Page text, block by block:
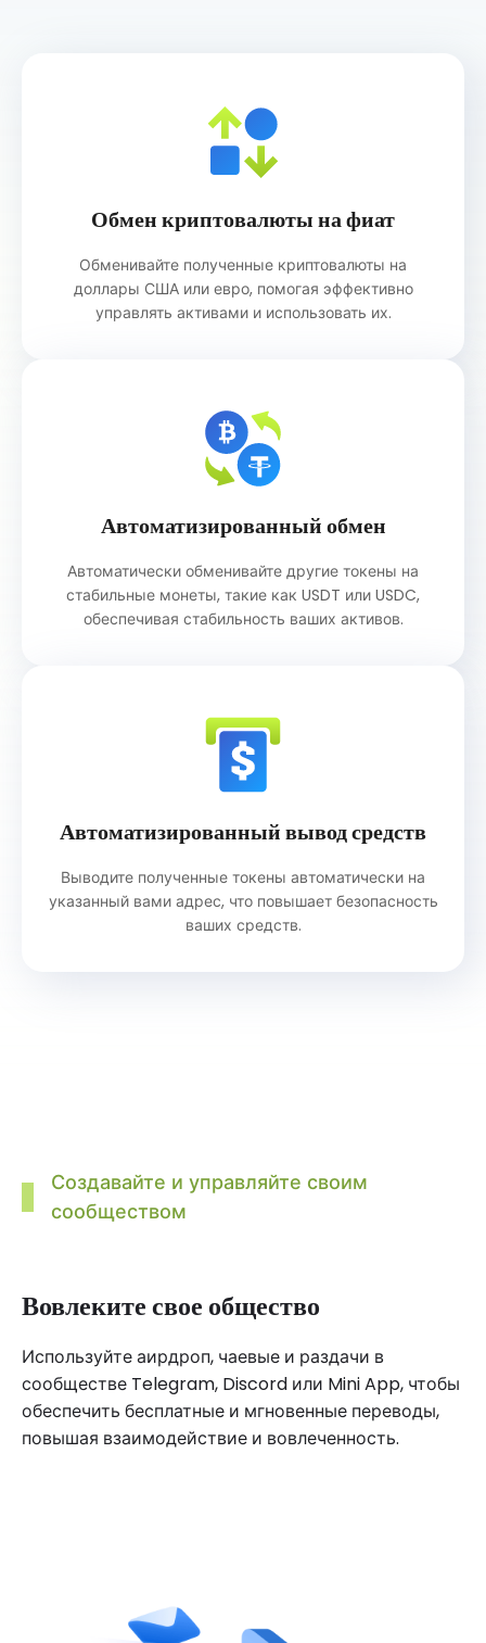
Обмен криптовалюты на фиат
Обменивайте полученные криптовалюты на
доллары США или евро, помогая эффективно
управлять активами и использовать их.
Автоматизированный обмен
Автоматически обменивайте другие токены на
стабильные монеты, такие как USDT или USDC,
обеспечивая стабильность ваших активов.
Автоматизированный вывод средств
Выводите полученные токены автоматически на
указанный вами адрес, что повышает безопасность
ваших средств.
Создавайте и управляйте своим
сообществом
Платные подписки
Включите подписку на сообщества и плату за вход,
обеспечив дополнительные возможности
монетизации и управления сообществом.